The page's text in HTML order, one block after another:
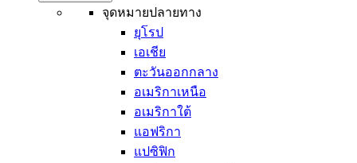
จุดหมายปลายทาง
ยุโรป
เอเชีย
ตะวันออกกลาง
อเมริกาเหนือ
อเมริกาใต้
แอฟริกา
แปซิฟิก